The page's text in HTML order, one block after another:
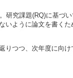
研究課題(RQ)に基
ように論文を書くた
りつつ、次年度に